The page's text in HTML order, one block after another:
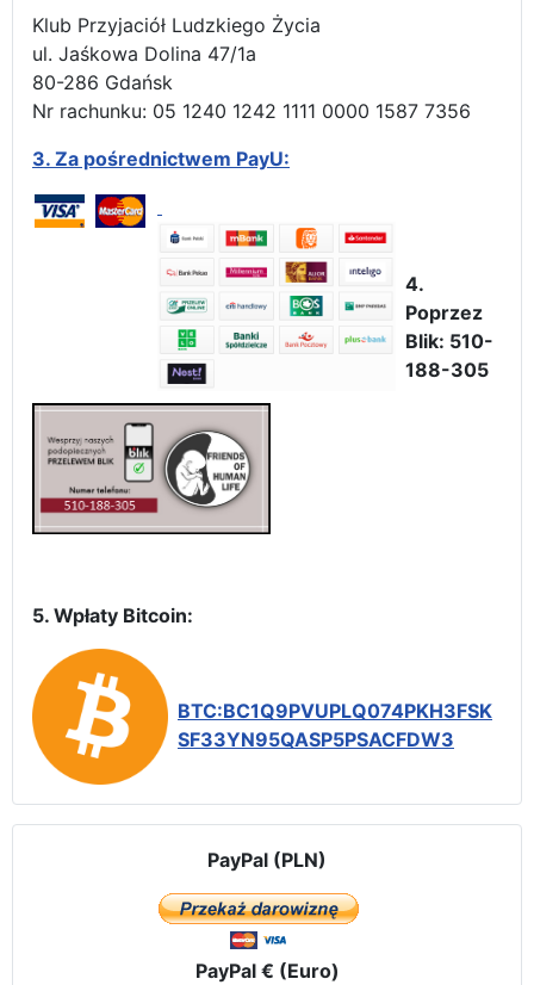
Klub Przyjaciół Ludzkiego Życia
ul. Jaśkowa Dolina 47/1a
80-286 Gdańsk
Nr rachunku: 05 1240 1242 1111 0000 1587 7356
3. Za pośrednictwem PayU:
4.
Poprzez
Blik: 510-
188-305
5. Wpłaty Bitcoin:
BTC:BC1Q9PVUPLQ074PKH3FSK
SF33YN95QASP5PSACFDW3
PayPal (PLN)
PayPal € (Euro)